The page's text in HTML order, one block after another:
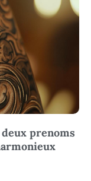
prenoms